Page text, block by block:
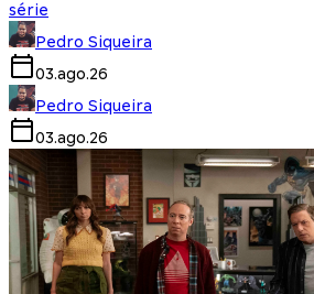
série
Pedro Siqueira
03.ago.26
Pedro Siqueira
03.ago.26